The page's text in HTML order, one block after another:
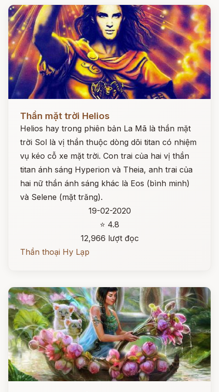
Đọc ngay
Thần mặt trời Helios
Helios hay trong phiên bản La Mã là thần mặt
trời Sol là vị thần thuộc dòng dõi titan có nhiệm
vụ kéo cỗ xe mặt trời. Con trai của hai vị thần
titan ánh sáng Hyperion và Theia, anh trai của
hai nữ thần ánh sáng khác là Eos (bình minh)
và Selene (mặt trăng).
19-02-2020
⭐ 4.8
12,966 lượt đọc
Thần thoại Hy Lạp